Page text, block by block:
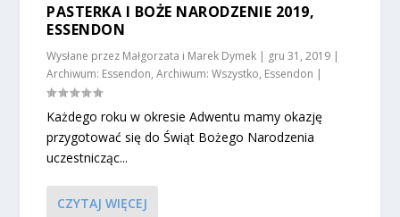
PASTERKA I BOŻE NARODZENIE 2019,
ESSENDON
Wysłane przez Małgorzata i Marek Dymek | gru 31, 2019 |
Archiwum: Essendon,Archiwum: Wszystko, Essendon |
Każdego roku w okresie Adwentu mamy okazję
przygotować się do Świąt Bożego Narodzenia
uczestnicząc...
CZYTAJ WIĘCEJ